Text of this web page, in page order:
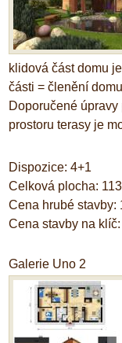
klidová část domu
části= členění
Doporučené
prostoru terasy je
Dispozice: 4+1
Celková plocha:
Cena hrubé stavby:
Cena stavby na
Galerie Uno 2